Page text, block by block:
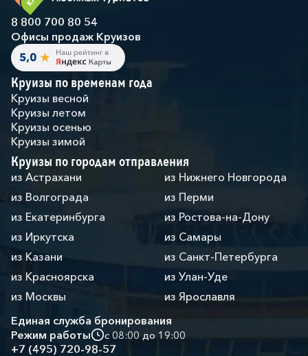
8 800 700 80 54
Офисы продаж Круизов
Круизы по временам года
Круизы весной
Круизы летом
Круизы осенью
Круизы зимой
Круизы по городам отправления
из Астрахани
из Волгограда
из Екатеринбурга
из Иркутска
из Казани
из Красноярска
из Москвы
из Нижнего Новгорода
из Перми
из Ростова-на-Дону
из Самары
из Санкт-Петербурга
из Улан-Уде
из Ярославля
Единая служба бронирования
Режим работы
с 08:00 до 19:00
+7 (495) 720-98-57